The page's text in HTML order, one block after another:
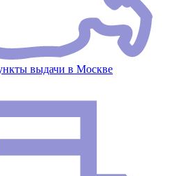
выдачи в Москве